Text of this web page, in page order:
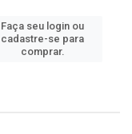
Faça seu login ou
cadastre-se para
comprar.